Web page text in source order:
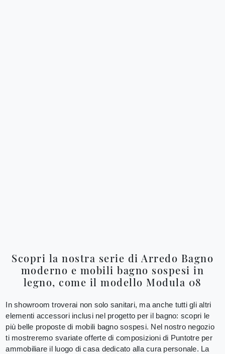
Scopri la nostra serie di Arredo Bagno
moderno e mobili bagno sospesi in
legno, come il modello Modula 08
In showroom troverai non solo sanitari, ma anche tutti gli altri
elementi accessori inclusi nel progetto per il bagno: scopri le
più belle proposte di mobili bagno sospesi. Nel nostro negozio
ti mostreremo svariate offerte di composizioni di Puntotre per
ammobiliare il luogo di casa dedicato alla cura personale. La